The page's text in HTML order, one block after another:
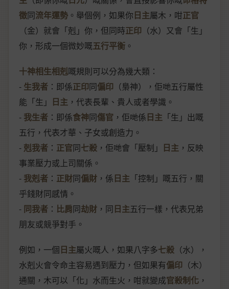
徵同流年運勢 。舉個例，如果你日主屬木，咁正官
（金）就會「剋」你，但同時正印 （水）又會「生」
你，形成一個微妙嘅五行平衡 。
十神相生相剋嘅規則可以分為幾大類：
- 生我者 ：即係正印同偏印 （梟神），佢哋五行屬性
能「生」 日主 ，代表長輩、貴人或者學識。
- 我生者 ：即係食神同傷官 ，佢哋係日主 「生」出嘅
五行，代表才華、子女或創造力。
- 剋我者 ： 正官同七殺 ，佢哋會「壓制」 日主 ，反映
事業壓力或上司關係。
- 我剋者 ： 正財同偏財 ，係日主 「控制」嘅五行，關
乎錢財同感情。
- 同我者 ： 比肩同劫財 ，同日主五行一樣，代表兄弟
朋友或競爭對手。
例如，一個日主屬火嘅人，如果八字多七殺 （水），
水剋火會令命主容易遇到壓力，但如果有偏印 （木）
通關，木可以「化」水而生火，咁就變成官殺制化 ，